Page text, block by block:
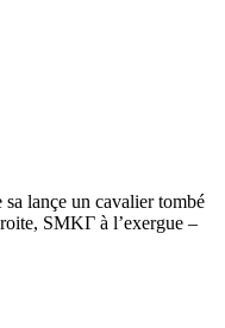
lançe un cavalier tombé
SMKΓ à l’exergue –